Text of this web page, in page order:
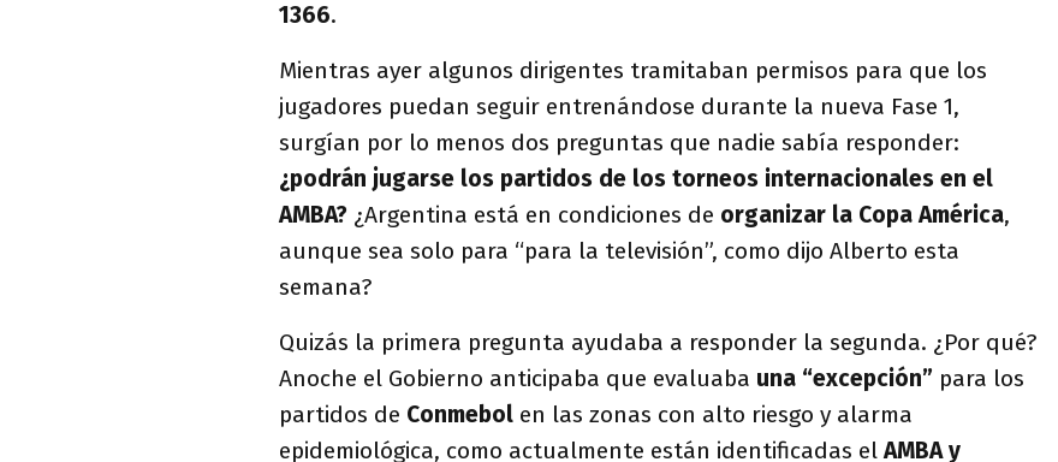
1366.
Mientras ayer algunos dirigentes tramitaban permisos para que los
jugadores puedan seguir entrenándose durante la nueva Fase 1,
surgían por lo menos dos preguntas que nadie sabía responder:
¿podrán jugarse los partidos de los torneos internacionales en el
AMBA? ¿Argentina está en condiciones de organizar la Copa América,
aunque sea solo para “para la televisión”, como dijo Alberto esta
semana?
Quizás la primera pregunta ayudaba a responder la segunda. ¿Por qué?
Anoche el Gobierno anticipaba que evaluaba una “excepción” para los
partidos de Conmebol en las zonas con alto riesgo y alarma
epidemiológica, como actualmente están identificadas elAMBA y